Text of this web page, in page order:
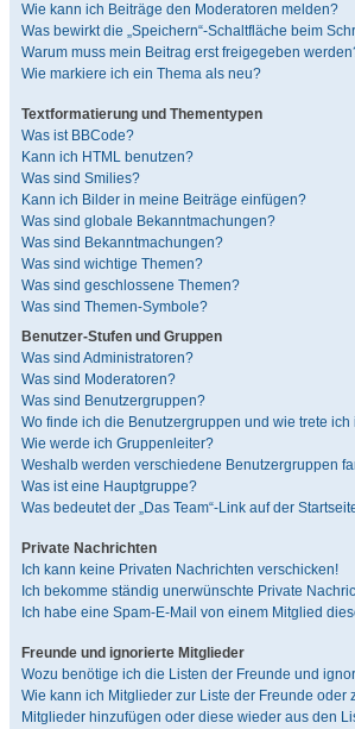
Wie kann ich Beiträge den Moderatoren melden?
Was bewirkt die „Speichern“-Schaltfläche beim
Warum muss mein Beitrag erst freigegeben
Wie markiere ich ein Thema als neu?
Textformatierung und Thementypen
Was ist BBCode?
Kann ich HTML benutzen?
Was sind Smilies?
Kann ich Bilder in meine Beiträge einfügen?
Was sind globale Bekanntmachungen?
Was sind Bekanntmachungen?
Was sind wichtige Themen?
Was sind geschlossene Themen?
Was sind Themen-Symbole?
Benutzer-Stufen und Gruppen
Was sind Administratoren?
Was sind Moderatoren?
Was sind Benutzergruppen?
Wo finde ich die Benutzergruppen und wie trete
Wie werde ich Gruppenleiter?
Weshalb werden verschiedene Benutzergruppen
Was ist eine Hauptgruppe?
Was bedeutet der „Das Team“-Link auf der
Private Nachrichten
Ich kann keine Privaten Nachrichten verschicken!
Ich bekomme ständig unerwünschte Private
Ich habe eine Spam-E-Mail von einem Mitglied
Freunde und ignorierte Mitglieder
Wozu benötige ich die Listen der Freunde und
Wie kann ich Mitglieder zur Liste der Freunde oder
Mitglieder hinzufügen oder diese wieder aus den